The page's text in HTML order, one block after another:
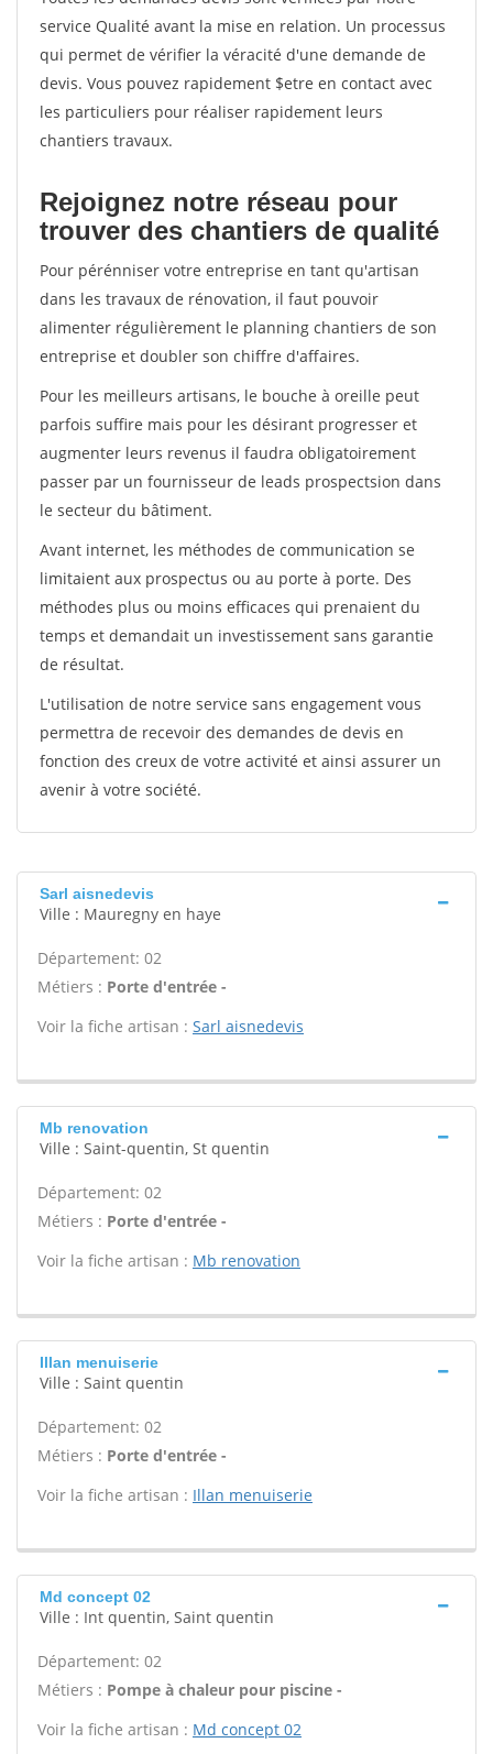
service Qualité avant la mise en relation. Un processus
qui permet de vérifier la véracité d'une demande de
devis. Vous pouvez rapidement $etre en contact avec
les particuliers pour réaliser rapidement leurs
chantiers travaux.
Rejoignez notre réseau pour
trouver des chantiers de qualité
Pour pérénniser votre entreprise en tant qu'artisan
dans les travaux de rénovation, il faut pouvoir
alimenter régulièrement le planning chantiers de son
entreprise et doubler son chiffre d'affaires.
Pour les meilleurs artisans, le bouche à oreille peut
parfois suffire mais pour les désirant progresser et
augmenter leurs revenus il faudra obligatoirement
passer par un fournisseur de leads prospectsion dans
le secteur du bâtiment.
Avant internet, les méthodes de communication se
limitaient aux prospectus ou au porte à porte. Des
méthodes plus ou moins efficaces qui prenaient du
temps et demandait un investissement sans garantie
de résultat.
L'utilisation de notre service sans engagement vous
permettra de recevoir des demandes de devis en
fonction des creux de votre activité et ainsi assurer un
avenir à votre société.
Sarl aisnedevis
Ville : Mauregny en haye
Département: 02
Métiers : Porte d'entrée -
Voir la fiche artisan : Sarl aisnedevis
Mb renovation
Ville : Saint-quentin, St quentin
Département: 02
Métiers : Porte d'entrée -
Voir la fiche artisan : Mb renovation
Illan menuiserie
Ville : Saint quentin
Département: 02
Métiers : Porte d'entrée -
Voir la fiche artisan : Illan menuiserie
Md concept 02
Ville : Int quentin, Saint quentin
Département: 02
Métiers : Pompe à chaleur pour piscine -
Voir la fiche artisan : Md concept 02